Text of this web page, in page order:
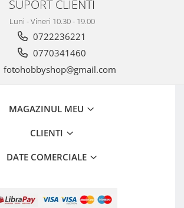
- SlingShot
aparate
SUPORT CLIENTI
Luni - Vineri 10.30 - 19.00
0722236221
0770341460
fotohobbyshop@gmail.com
MAGAZINUL MEU
CLIENTI
DATE COMERCIALE